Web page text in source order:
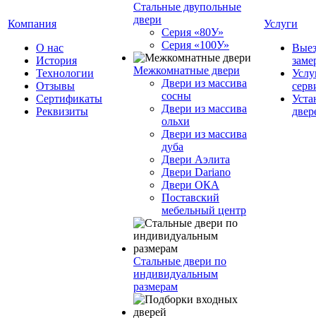
Компания
О нас
История
Технологии
Отзывы
Cертификаты
Реквизиты
Стальные двупольные
двери
Серия «80У»
Серия «100У»
Межкомнатные двери
Двери из массива
сосны
Двери из массива
ольхи
Двери из массива
дуба
Двери Аэлита
Двери Dariano
Двери ОКА
Поставский
мебельный центр
Стальные двери по
индивидуальным
размерам
Услуги